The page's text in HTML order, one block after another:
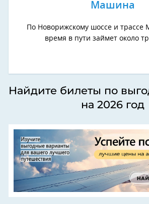
Машина
По Новорижскому шоссе и трассе
время в пути займет около
Найдите билеты по
на 2026 год